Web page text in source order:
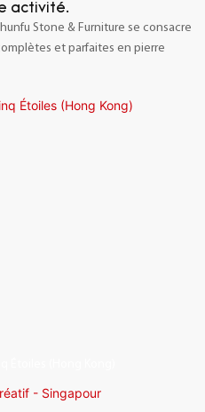
activité.
Stone & Furniture se consacre
et parfaites en pierre